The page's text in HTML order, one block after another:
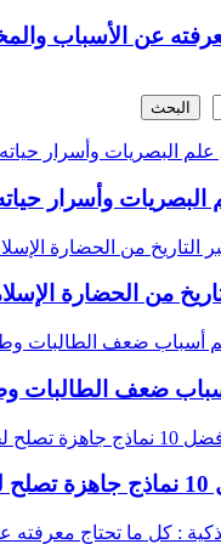
عن الأسباب
البحث
وأسرار حياته
من الحضارة
ضعف الطالبات